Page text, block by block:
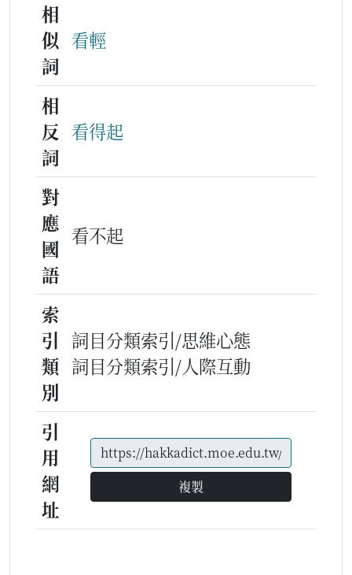
相
似
詞
看輕
相
反
詞
看得起
對
應
國
語
看不起
索
引
類
別
詞目分類索引/思維心態
詞目分類索引/人際互動
引
用
網
址
複製